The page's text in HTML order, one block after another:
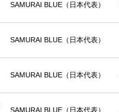
SAMURAI BLUE（日本代表）
SAMURAI BLUE（日本代表）
SAMURAI BLUE（日本代表）
SAMURAI BLUE（日本代表）